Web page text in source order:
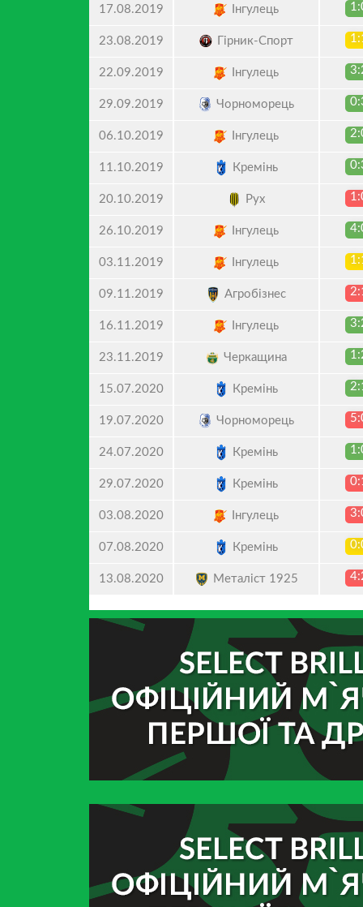
17.08.2019 Інгулець
23.08.2019 Гірник-Спорт
22.09.2019 Інгулець
29.09.2019 Чорноморець
06.10.2019 Інгулець
11.10.2019 Кремінь
20.10.2019 Рух
26.10.2019 Інгулець
03.11.2019 Інгулець
09.11.2019 Агробізнес
16.11.2019 Інгулець
23.11.2019 Черкащина
15.07.2020 Кремінь
19.07.2020 Чорноморець
24.07.2020 Кремінь
29.07.2020 Кремінь
03.08.2020 Інгулець
07.08.2020 Кремінь
13.08.2020 Металіст 1925